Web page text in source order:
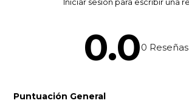
0.00 Reseñas
Puntuación General